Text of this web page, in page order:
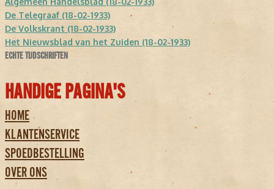
De Telegraaf (18-02-1933)
De Volkskrant (18-02-1933)
Het Nieuwsblad van het Zuiden (18-02-1933)
ECHTE TIJDSCHRIFTEN
HANDIGE PAGINA'S
HOME
KLANTENSERVICE
SPOEDBESTELLING
OVER ONS